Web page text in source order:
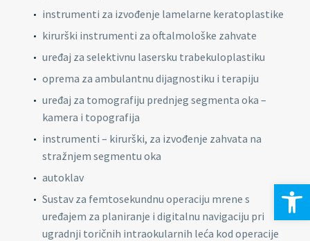
instrumenti za izvođenje lamelarne keratoplastike
kirurški instrumenti za oftalmološke zahvate
uređaj za selektivnu lasersku trabekuloplastiku
oprema za ambulantnu dijagnostiku i terapiju
uređaj za tomografiju prednjeg segmenta oka –
kamera i topografija
instrumenti – kirurški, za izvođenje zahvata na
stražnjem segmentu oka
autoklav
Sustav za femtosekundnu operaciju mrene s
uređajem za planiranje i digitalnu navigaciju pri
ugradnji toričnih intraokularnih leća kod operacije